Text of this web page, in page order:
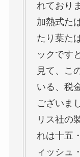
れており
加熱式た
たり葉た
ックです
見て、こ
いる、税
ございま
リス社の
れは十五
ィッシュ